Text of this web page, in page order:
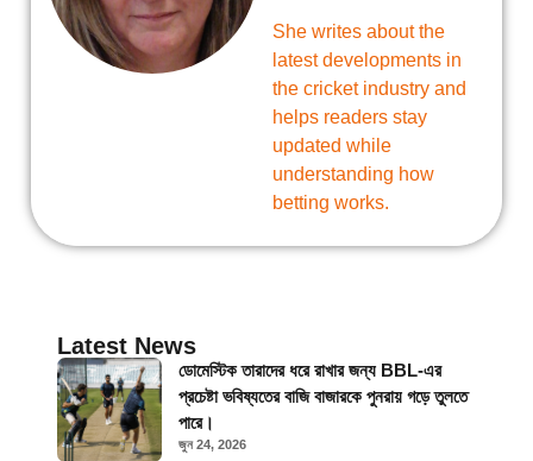
She writes about the
latest developments in
the cricket industry and
helps readers stay
updated while
understanding how
betting works.
Latest News
ডোমেস্টিক তারাদের ধরে রাখার জন্য BBL-এর
প্রচেষ্টা ভবিষ্যতের বাজি বাজারকে পুনরায় গড়ে তুলতে
পারে।
জুন 24, 2026